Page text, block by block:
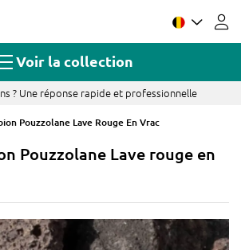
Voir la collection
? Une réponse rapide et professionnelle
Pouzzolane Lave Rouge En Vrac
Pouzzolane Lave rouge en